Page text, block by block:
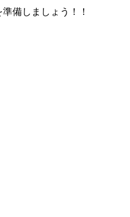
備しましょう！！